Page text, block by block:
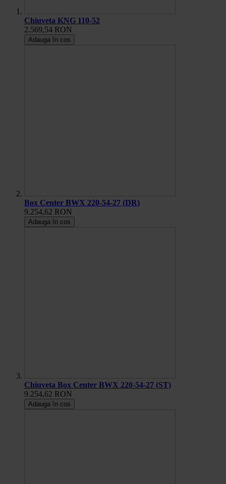
Chiuveta KNG 110-52
2.569,54 RON
Adauga în cos
Box Center BWX 220-54-27 (DR)
9.254,62 RON
Adauga în cos
Chiuveta Box Center BWX 220-54-27 (ST)
9.254,62 RON
Adauga în cos